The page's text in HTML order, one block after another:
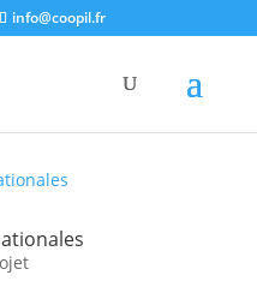
info@coopil.fr